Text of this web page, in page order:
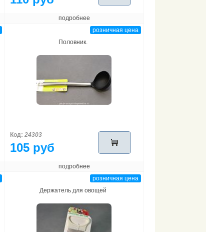
подробнее
розничная цена
Половник.
Код: 24303
105 руб
подробнее
розничная цена
Держатель для овощей